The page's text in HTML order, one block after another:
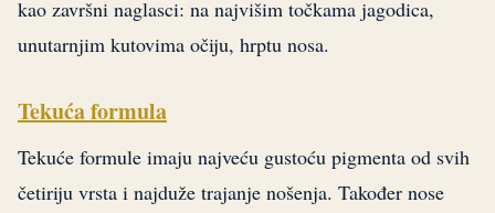
kao završni naglasci: na najvišim točkama jagodica,
unutarnjim kutovima očiju, hrptu nosa.
Tekuća formula
Tekuće formule imaju najveću gustoću pigmenta od svih
četiriju vrsta i najduže trajanje nošenja. Također nose